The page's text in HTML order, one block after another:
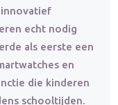
echt nodig
als eerste een
en
die kinderen
schooltijden.